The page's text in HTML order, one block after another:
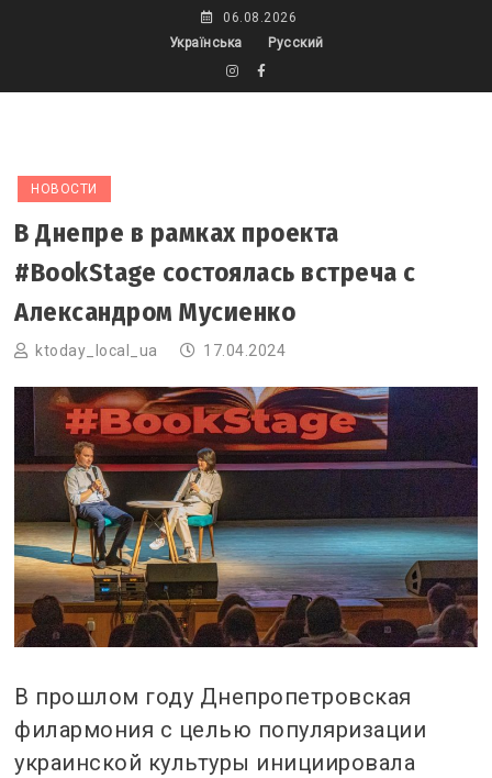
06.08.2026
Українська
Русский
НОВОСТИ
В Днепре в рамках проекта
#BookStage состоялась встреча с
Александром Мусиенко
ktoday_local_ua 17.04.2024
В прошлом году Днепропетровская
филармония с целью популяризации
украинской культуры инициировала